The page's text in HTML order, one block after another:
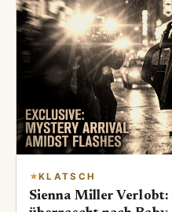
KLATSCH
Sienna Miller Verlobt: